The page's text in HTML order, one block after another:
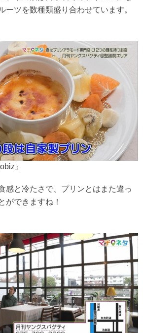
ーツを数種類盛り合わせています。
』
感と冷たさで、プリンとはまた違っ
ができますね！